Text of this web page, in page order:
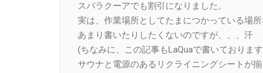
スパラクーアでも割引になりました。
実は、作業場所としてたまにつかっている場所
あまり書いたりしたくないのですが、、、汗
(ちなみに、この記事もLaQuaで書いておりま
サウナと電源のあるリクライニングシートが揃